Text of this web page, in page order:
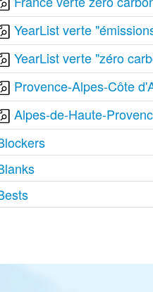
YearList verte
YearList verte "zéro
Provence-Alpes-Côte
Alpes-de-Haute-